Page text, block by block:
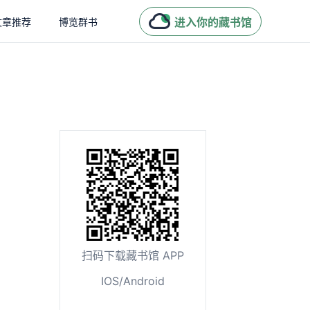
章推荐 博览群书 进入你的藏书馆
扫码下载藏书馆 APP
IOS/Android